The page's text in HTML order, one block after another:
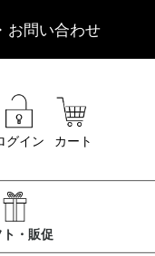
お問い合わせ
グイン カート
ト・販促